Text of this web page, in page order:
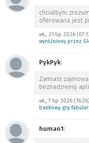
chciałbym
oferowana jest
wt., 21 lip 2026
wyróżniony przez
PykPyk:
Zamiast
beznadziejną
wt., 7 lip 2026 (16:36)
bankową grę
human1: